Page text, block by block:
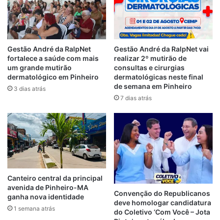
Rico que exerça seu poder de veto, com
base na inconstitucionalidade formal e
material, além dos possíveis danos à
probidade administrativa.
O MP-MA destaca que o projeto tem vícios
de natureza formal, tanto pela
impossibilidade de os municípios legislarem
sobre financiamento da educação, matéria
de competência exclusiva da União, quanto
pelo vício de iniciativa, “descabendo aos
membros do Poder Legislativo iniciarem
projetos de lei com obrigações de natureza
financeira para os chefes do Poder
Executivo”.
Na Recomendação, o Ministério Público
Gestão André da RalpNet
fortalece a saúde com mais
um grande mutirão
dermatológico em Pinheiro
3 dias atrás
Gestão André da RalpNet vai
realizar 2º mutirão de
consultas e cirurgias
dermatológicas neste final
de semana em Pinheiro
7 dias atrás
Canteiro central da principal
avenida de Pinheiro-MA
ganha nova identidade
1 semana atrás
Convenção do Republicanos
deve homologar candidatura
do Coletivo ‘Com Você – Jota